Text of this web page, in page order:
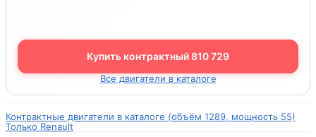
Купить контрактный 810 729
Все двигатели в каталоге
Контрактные двигатели в каталоге (объём 1289, мощность 55)
Только Renault